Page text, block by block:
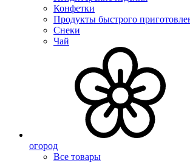
Конфетки
Продукты быстрого
Снеки
Чай
огород
Все товары